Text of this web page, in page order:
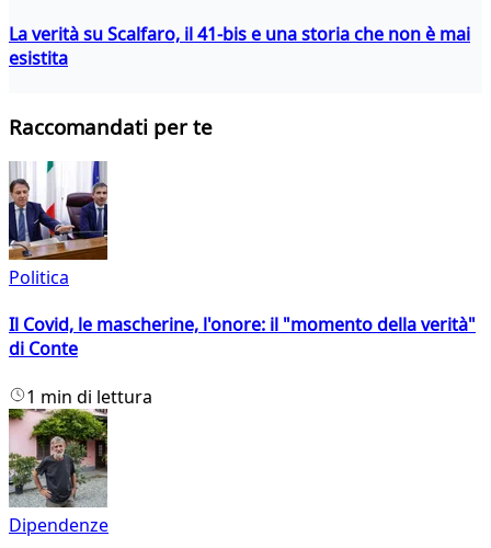
La verità su Scalfaro, il 41-bis e una storia che non è mai
esistita
Raccomandati per te
Politica
Il Covid, le mascherine, l'onore: il "momento della verità"
di Conte
1 min di lettura
Dipendenze